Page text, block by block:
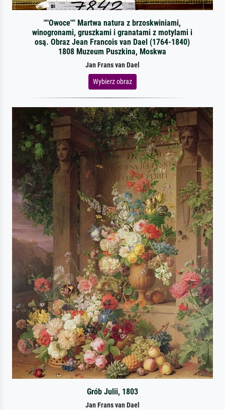
""Owoce"" Martwa natura z brzoskwiniami,
winogronami, gruszkami i granatami z motylami i
osą. Obraz Jean Francois van Dael (1764-1840)
1808 Muzeum Puszkina, Moskwa
Jan Frans van Dael
Wybierz obraz
Grób Julii, 1803
Jan Frans van Dael